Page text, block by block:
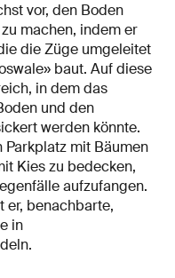
vor, den Boden
machen, indem er
die Züge umgeleitet
baut. Auf diese
in dem das
und den
werden könnte.
Parkplatz mit Bäumen
Kies zu bedecken,
aufzufangen.
er, benachbarte,
in